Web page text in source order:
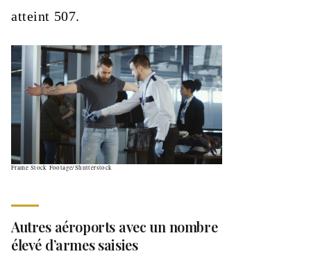
atteint 507.
Frame Stock Footage/Shutterstock
Autres aéroports avec un nombre
élevé d’armes saisies